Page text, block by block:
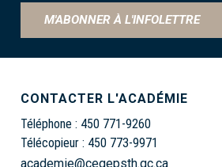
M'ABONNER À L'INFOLETTRE
CONTACTER L'ACADÉMIE
Téléphone : 450 771-9260
Télécopieur : 450 773-9971
academie@cegepsth.qc.ca